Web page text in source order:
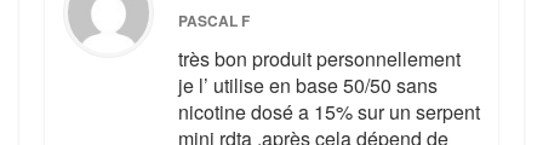
PASCAL F
très bon produit personnellement
je l’ utilise en base 50/50 sans
nicotine dosé a 15% sur un serpent
mini rdta .après cela dépend de